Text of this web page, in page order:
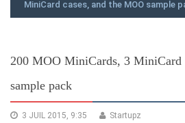
MiniCard cases, and the MOO sample
200 MOO MiniCards, 3 MiniCard
sample pack
3 JUIL 2015, 9:35 Startupz